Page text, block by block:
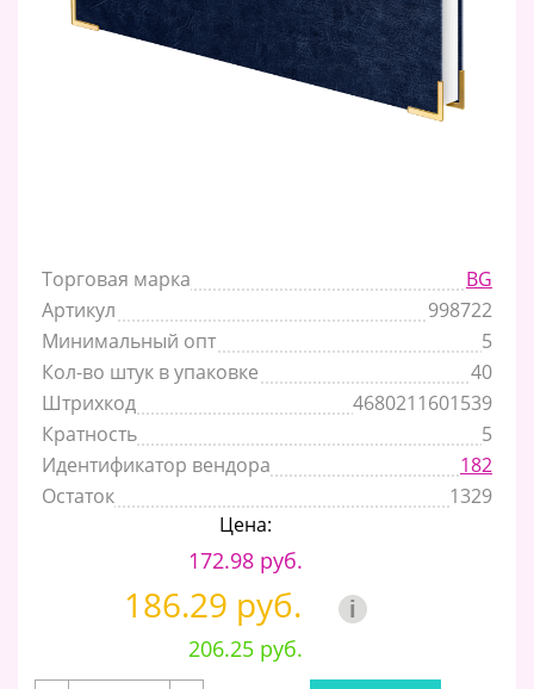
Торговая марка
BG
Артикул
998722
Минимальный опт
5
Кол-во штук в упаковке
40
Штрихкод
4680211601539
Кратность
5
Идентификатор вендора
182
Остаток
1329
Цена:
172.98 руб.
186.29 руб. i
206.25 руб.